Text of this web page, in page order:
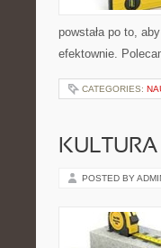
powstała po to,
efektownie.
CATEGORIES:
POSTED BY